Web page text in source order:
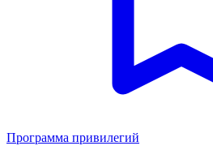
Программа привилегий